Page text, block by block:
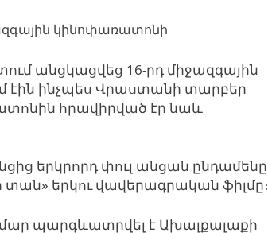
անցկացվեց 16-րդ միջազգային
ինչպես Վրաստանի տարբեր
հրավիրված էր նաև
երկրորդ փուլ անցան ընդամենը
երկու վավերագրական ֆիլմը։
պարգևատրվել է Ախալքալաքի